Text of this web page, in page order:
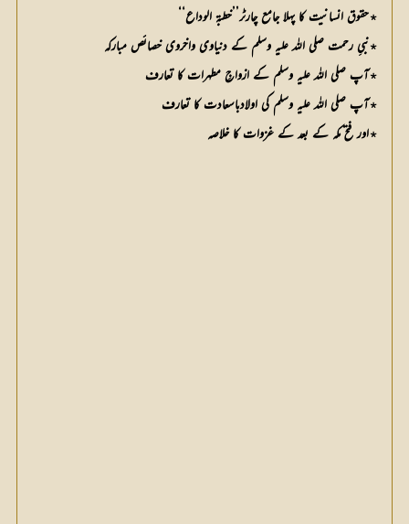
٭حقوق انسانیت کا پہلا جامع چارٹر’’خطبۃ الوداع‘‘
٭نبیِ رحمت صلی اللہ علیہ وسلم کے دنیاوی واخروی خصائص مبارکہ
٭آپ صلی اللہ علیہ وسلم کے ازواجِ مطہرات کا تعارف
٭آپ صلی اللہ علیہ وسلم کی اولادباسعادت کا تعارف
٭اور فتح مکہ کے بعد کے غزوات کا خلاصہ